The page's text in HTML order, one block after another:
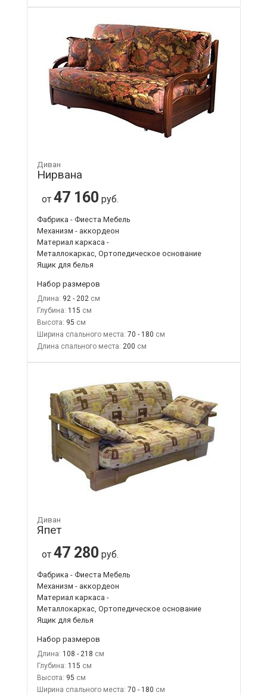
Диван
Нирвана
от 47 160 руб.
Фабрика - Фиеста Мебель
Механизм - аккордеон
Материал каркаса -
Металлокаркас, Ортопедическое основание
Ящик для белья
Набор размеров
Длина: 92 - 202
Глубина: 115
Высота: 95
Ширина спального места: 70 - 180
Длина спального места: 200
Диван
Япет
от 47 280 руб.
Фабрика - Фиеста Мебель
Механизм - аккордеон
Материал каркаса -
Металлокаркас, Ортопедическое основание
Ящик для белья
Набор размеров
Длина: 108 - 218
Глубина: 115
Высота: 95
Ширина спального места: 70 - 180